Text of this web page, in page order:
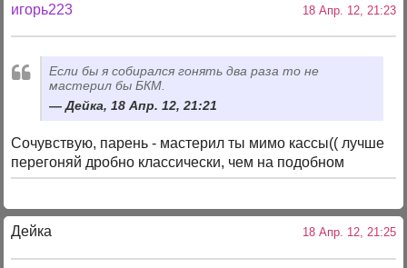
игорь223 18 Апр. 12, 21:23
Если бы я собирался гонять два раза то не
мастерил бы БКМ.
Дейка, 18 Апр. 12, 21:21
Сочувствую, парень - мастерил ты мимо кассы(( лучше
перегоняй дробно классически, чем на подобном
Дейка 18 Апр. 12, 21:25